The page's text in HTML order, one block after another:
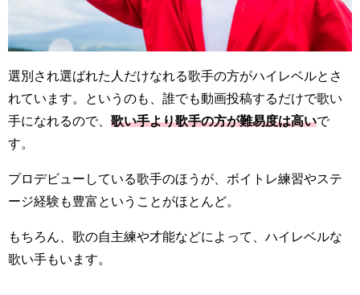
選別され選ばれた人だけなれる歌手の方がハイレベルとさ
れています。というのも、誰でも動画投稿するだけで歌い
手になれるので、 歌い手より歌手の方が難易度は高いで
す。
プロデビューしている歌手のほうが、ボイトレ練習やステ
ージ経験も豊富ということがほとんど。
もちろん、歌の自主練や才能などによって、ハイレベルな
歌い手もいます。